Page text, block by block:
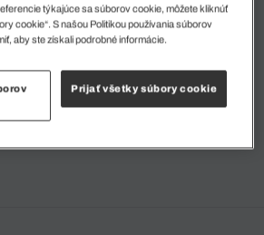
Zoradiť a filtrovať
týkajúce sa súborov cookie, môžete kliknúť
cookie“. S našou Politikou používania súborov
aby ste získali podrobné informácie.
Prijať všetky súbory cookie